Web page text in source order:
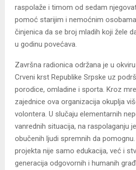
raspolaže i timom od sedam
pomoć starijim i nemoćnim
činjenica da se broj mladih koji žele
u godinu povećava.
Završna radionica održana je u
Crveni krst Republike Srpske uz
porodice, omladine i sporta. Kroz
zajednice ova organizacija okuplja
volontera. U slučaju elementarnih
vanrednih situacija, na raspolaganju
obučenih ljudi spremnih da
projekta nije samo edukacija, već i
generacija odgovornih i humanih